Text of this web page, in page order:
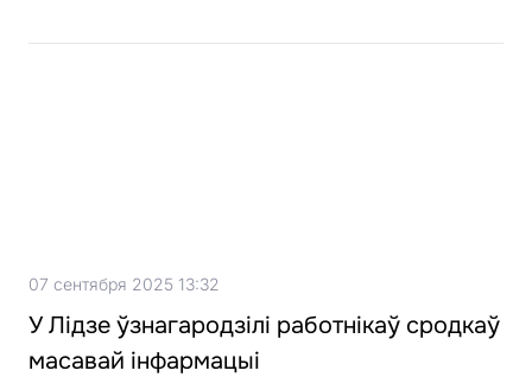
07 сентября 2025 13:32
У Лідзе ўзнагародзілі работнікаў сродкаў
масавай інфармацыі